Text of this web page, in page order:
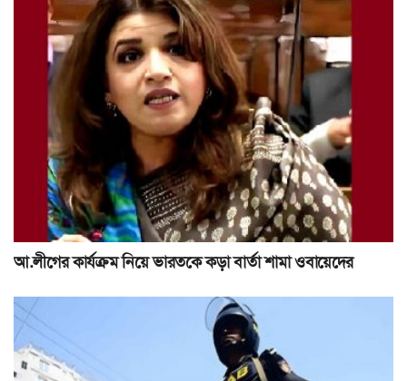
আ.লীগের কার্যক্রম নিয়ে ভারতকে কড়া বার্তা শামা ওবায়েদের